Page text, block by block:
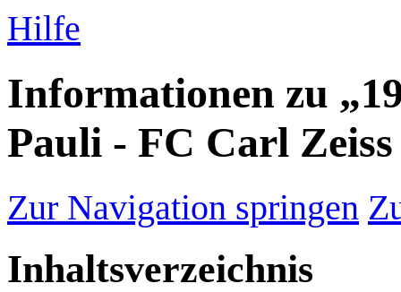
Hilfe
Informationen zu
Pauli - FC Carl Zeiss
Zur Navigation springen
Inhaltsverzeichnis